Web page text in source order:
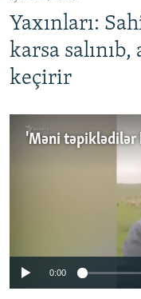
Yaxınları:
karsa salınıb,
keçirir
No media
0:00